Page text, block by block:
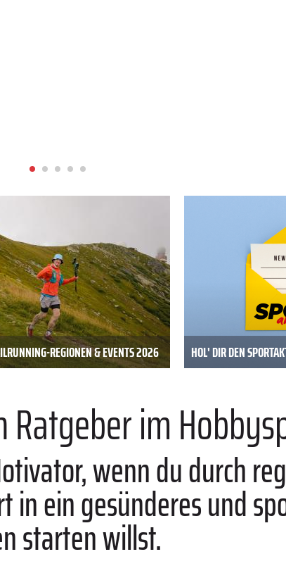
REGIONEN & EVENTS 2026 HOL' DIR DEN
Ratgeber im
wenn du durch
in ein gesünderes und
starten willst.